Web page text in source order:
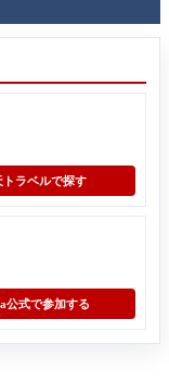
トラベルで探す
公式で参加する